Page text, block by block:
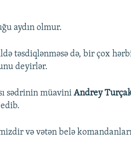
aydın olmur.
təsdiqlənməsə də, bir çox
deyirlər.
sədrinin müaviniAndrey
edib.
və vətən belə